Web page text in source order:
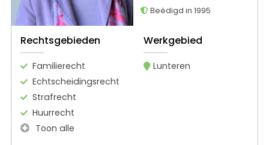
Beëdigd in 1995
Rechtsgebieden
Familierecht
Echtscheidingsrecht
Strafrecht
Huurrecht
Toon alle
Werkgebied
Lunteren